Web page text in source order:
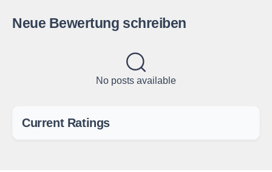
Neue Bewertung schreiben
No posts available
Current Ratings